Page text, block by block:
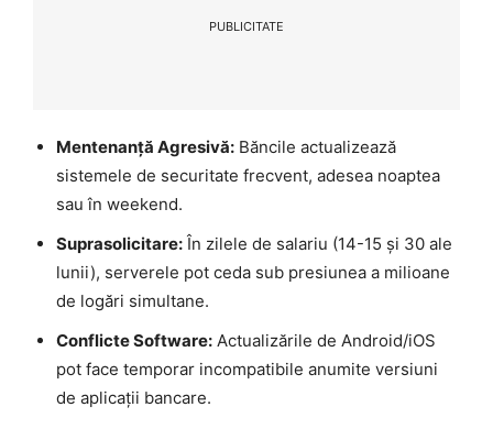
PUBLICITATE
Mentenanță Agresivă: Băncile actualizează
sistemele de securitate frecvent, adesea noaptea
sau în weekend.
Suprasolicitare: În zilele de salariu (14-15 și 30 ale
lunii), serverele pot ceda sub presiunea a milioane
de logări simultane.
Conflicte Software: Actualizările de Android/iOS
pot face temporar incompatibile anumite versiuni
de aplicații bancare.